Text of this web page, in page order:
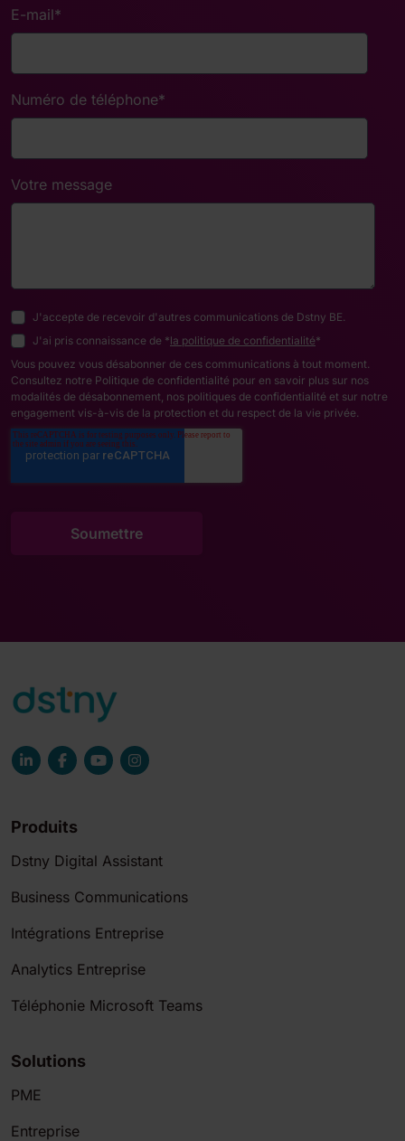
E-mail*
Numéro de téléphone*
Votre message
J'accepte de recevoir d'autres communications de Dstny BE.
J'ai pris connaissance de *la politique de confidentialité*
Vous pouvez vous désabonner de ces communications à tout moment.
Consultez notre Politique de confidentialité pour en savoir plus sur nos
modalités de désabonnement, nos politiques de confidentialité et sur notre
engagement vis-à-vis de la protection et du respect de la vie privée.
Produits
Dstny Digital Assistant
Business Communications
Intégrations Entreprise
Analytics Entreprise
Téléphonie Microsoft Teams
Solutions
PME
Entreprise